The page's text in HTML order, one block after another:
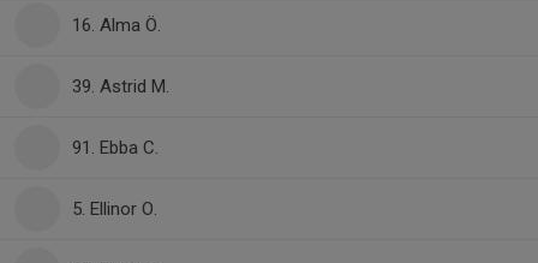
16. Alma Ö.
39. Astrid M.
91. Ebba C.
5. Ellinor O.